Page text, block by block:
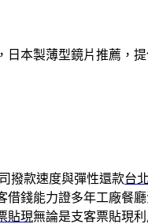
本製薄型鏡片推薦，
撥款速度與彈性還款台
借錢能力證多年工廠餐
貼現無論是支客票貼現